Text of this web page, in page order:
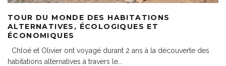
TOUR DU MONDE DES HABITATIONS
ALTERNATIVES, ÉCOLOGIQUES ET
ÉCONOMIQUES
Chloé et Olivier ont voyagé durant 2 ans à la découverte des
habitations alternatives à travers le